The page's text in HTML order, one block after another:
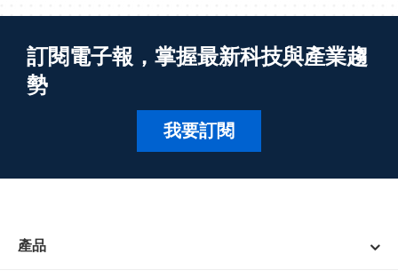
訂閱電子報，掌握最新科技與產業趨
勢
我要訂閱
產品